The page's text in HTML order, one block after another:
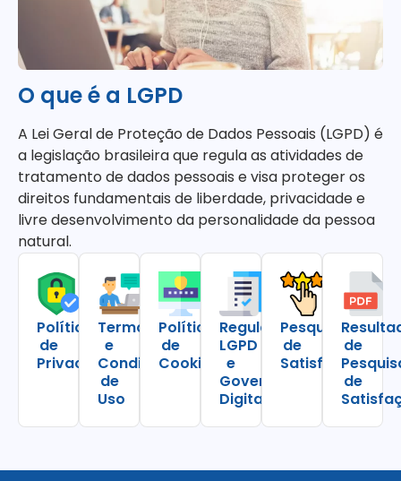
O que é a LGPD
A Lei Geral de Proteção de Dados Pessoais (LGPD) é
a legislação brasileira que regula as atividades de
tratamento de dados pessoais e visa proteger os
direitos fundamentais de liberdade, privacidade e
livre desenvolvimento da personalidade da pessoa
natural.
Política
de
Privacidade
Termos
e
Condições
de
Uso
Política
de
Cookies
Regulamentação
LGPD
e
Governo
Digital
Pesquisa
de
Satisfação
de
de